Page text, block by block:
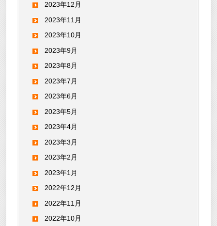
2023年12月
2023年11月
2023年10月
2023年9月
2023年8月
2023年7月
2023年6月
2023年5月
2023年4月
2023年3月
2023年2月
2023年1月
2022年12月
2022年11月
2022年10月